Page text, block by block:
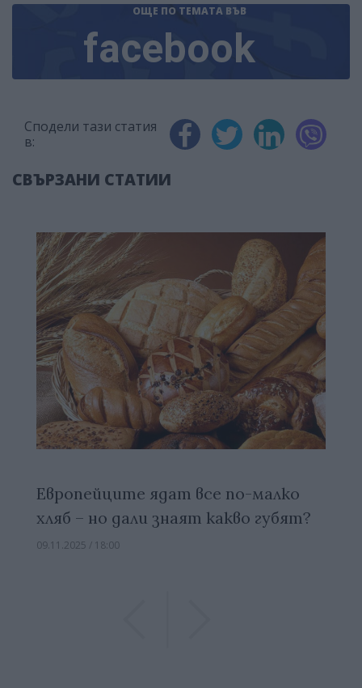
ОЩЕ ПО ТЕМАТА ВЪВ
facebook
Сподели тази статия
в:
СВЪРЗАНИ СТАТИИ
Европейците ядат все по-малко
хляб – но дали знаят какво губят?
09.11.2025 / 18:00